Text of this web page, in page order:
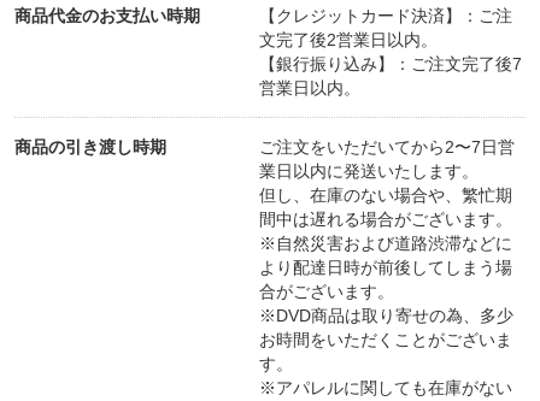
商品代金のお支払い時期
【クレジットカード決済】：ご注
文完了後2営業日以内。
【銀行振り込み】：ご注文完了後7
営業日以内。
商品の引き渡し時期
ご注文をいただいてから2〜7日営
業日以内に発送いたします。
但し、在庫のない場合や、繁忙期
間中は遅れる場合がございます。
※自然災害および道路渋滞などに
より配達日時が前後してしまう場
合がございます。
※DVD商品は取り寄せの為、多少
お時間をいただくことがございま
す。
※アパレルに関しても在庫がない